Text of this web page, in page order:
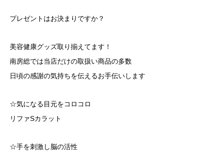
プレゼントはお決まりですか？
美容健康グッズ取り揃えてます！
南房総では当店だけの取扱い商品の多数
日頃の感謝の気持ちを伝えるお手伝いします
☆気になる目元をコロコロ
リファSカラット
☆手を刺激し脳の活性